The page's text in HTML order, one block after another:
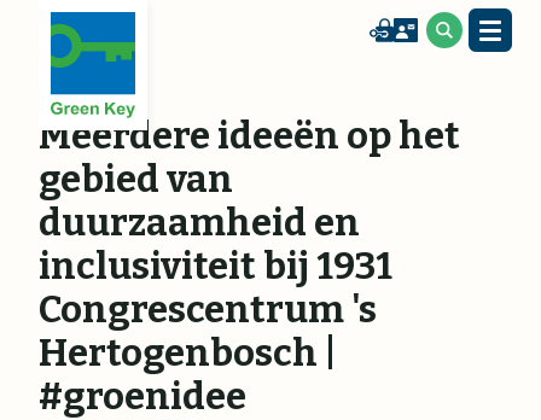
Meerdere ideeën op het
gebied van
duurzaamheid en
inclusiviteit bij 1931
Congrescentrum 's
Hertogenbosch |
#groenidee